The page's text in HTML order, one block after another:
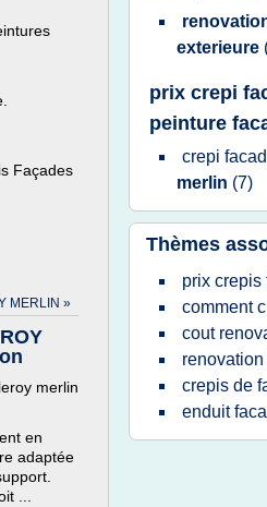
Façades
MERLIN »
merlin
en
adaptée
...
exterieure
prix crepi
peinture
crepi
merlin (7)
Thèmes
prix crepis
comment
cout
crepis de
enduit